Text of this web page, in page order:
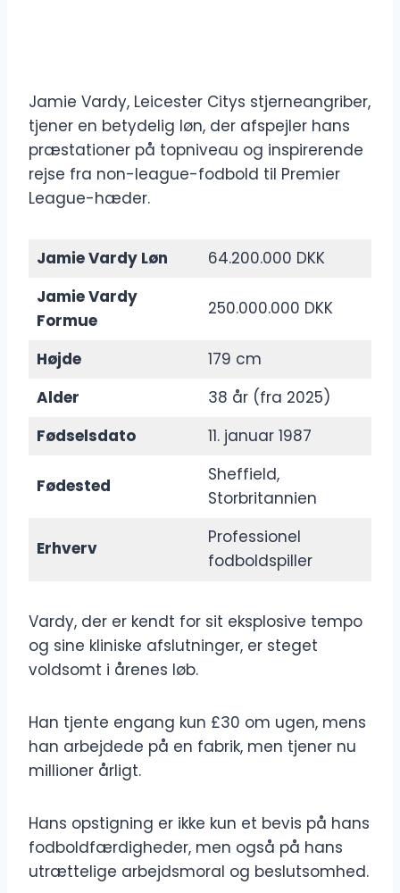
Jamie Vardy, Leicester Citys stjerneangriber,
tjener en betydelig løn, der afspejler hans
præstationer på topniveau og inspirerende
rejse fra non-league-fodbold til Premier
League-hæder.
Jamie Vardy Løn
64.200.000 DKK
Jamie Vardy
Formue
250.000.000 DKK
Højde
179 cm
Alder
38 år (fra 2025)
Fødselsdato
11. januar 1987
Fødested
Sheffield,
Storbritannien
Erhverv
Professionel
fodboldspiller
Vardy, der er kendt for sit eksplosive tempo
og sine kliniske afslutninger, er steget
voldsomt i årenes løb.
Han tjente engang kun £30 om ugen, mens
han arbejdede på en fabrik, men tjener nu
millioner årligt.
Hans opstigning er ikke kun et bevis på hans
fodboldfærdigheder, men også på hans
utrættelige arbejdsmoral og beslutsomhed.